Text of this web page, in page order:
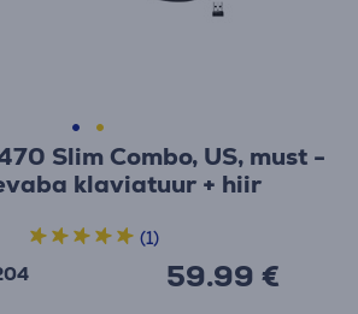
Slim Combo, US, must -
klaviatuur + hiir
59.99 €
(1)